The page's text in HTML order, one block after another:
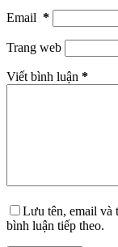
Email *
Trang web
Viết bình luận *
Lưu tên, email và
bình luận tiếp theo.